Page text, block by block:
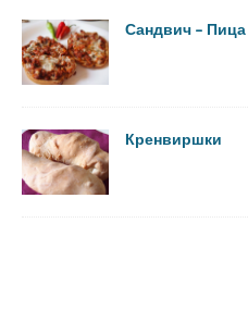
Сандвич – Пица
Кренвиршки